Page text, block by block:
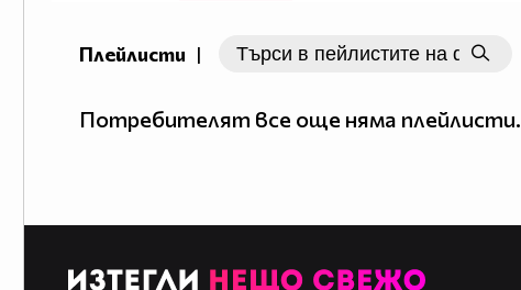
Плейлисти |
Потребителят все още няма плейлисти.